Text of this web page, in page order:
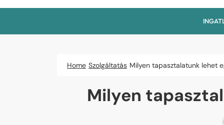
Home Szolgáltatás Milyen tapasztalatunk lehet
Milyen